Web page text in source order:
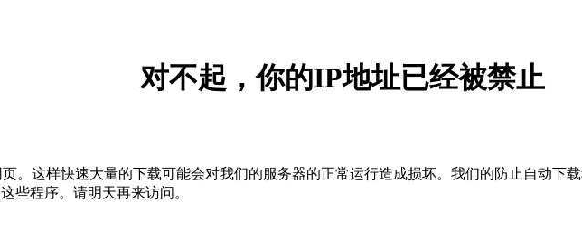
对不起，你的IP地址已经被禁止
。这样快速大量的下载可能会对我们的服务器的正常运行造成损坏。我们的防止自动下
些程序。请明天再来访问。